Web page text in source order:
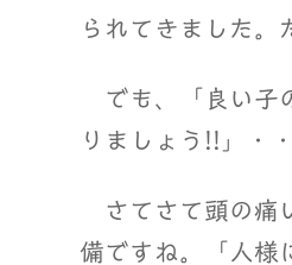
られてきました。
でも、「良い子
りましょう!!」・
さてさて頭の痛
備ですね。「人様